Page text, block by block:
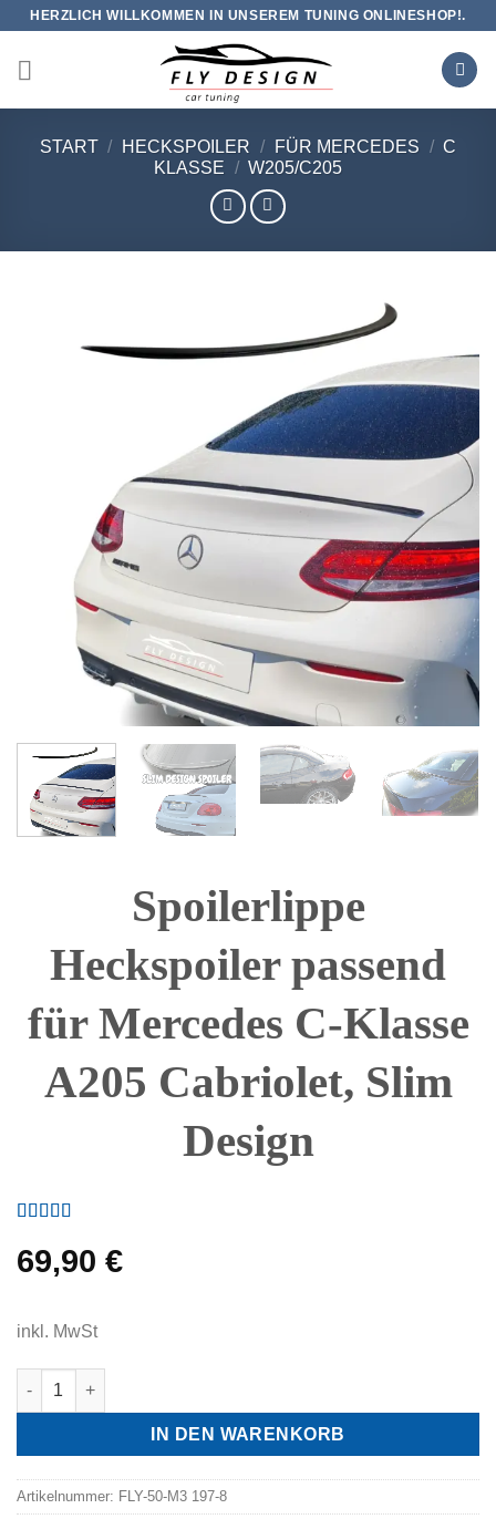
Zum
springen
HERZLICH WILLKOMMEN IN UNSEREM TUNING ONLINESHOP!.
START / HECKSPOILER / FÜR MERCEDES / C
KLASSE / W205/C205
Spoilerlippe
Heckspoiler passend
für Mercedes C-Klasse
A205 Cabriolet, Slim
Design
69,90 €
inkl. MwSt
Spoilerlippe Heckspoiler passend für Mercedes C-Klasse
IN DEN WARENKORB
Artikelnummer: FLY-50-M3 197-8